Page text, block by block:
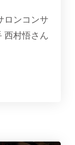
ロンコンサ
村悟さん